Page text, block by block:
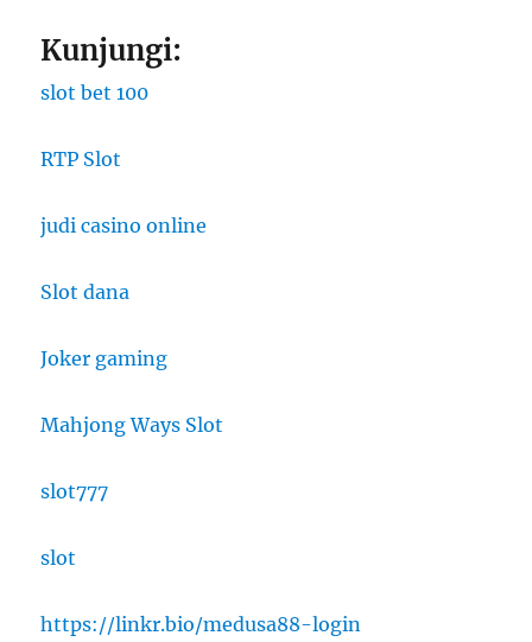
Kunjungi:
slot bet 100
RTP Slot
judi casino online
Slot dana
Joker gaming
Mahjong Ways Slot
slot777
slot
https://linkr.bio/medusa88-login